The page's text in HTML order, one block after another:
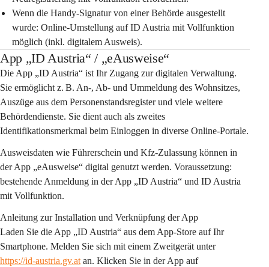
Wenn die Handy-Signatur von einer Behörde ausgestellt
wurde: Online-Umstellung auf ID Austria mit Vollfunktion
möglich (inkl. digitalem Ausweis).
App „ID Austria“ / „eAusweise“
Die App „ID Austria“ ist Ihr Zugang zur digitalen Verwaltung.
Sie ermöglicht z. B. An-, Ab- und Ummeldung des Wohnsitzes,
Auszüge aus dem Personenstandsregister und viele weitere
Behördendienste. Sie dient auch als zweites
Identifikationsmerkmal beim Einloggen in diverse Online-Portale.
Ausweisdaten wie Führerschein und Kfz-Zulassung können in
der App „eAusweise“ digital genutzt werden. Voraussetzung:
bestehende Anmeldung in der App „ID Austria“ und ID Austria
mit Vollfunktion.
Anleitung zur Installation und Verknüpfung der App
Laden Sie die App „ID Austria“ aus dem App-Store auf Ihr
Smartphone. Melden Sie sich mit einem Zweitgerät unter
https://id-austria.gv.at an. Klicken Sie in der App auf